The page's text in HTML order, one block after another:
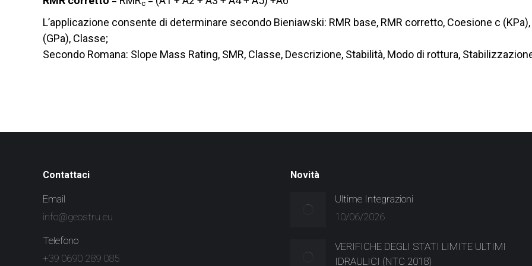
c
L’applicazione consente di determinare secondo Bieniawski: RMR base, RMR corretto, Coesione c
(GPa), Classe;
Secondo Romana: Slope Mass Rating, SMR, Classe, Descrizione, Stabilità, Modo di rottura,
Contattaci
Email
info@geostru.eu
Telefono
+39 0690 289 085
Novità
Ultime Integrazioni
10/06/2026
VERIFICHE DEGLI STATI LIMITE ULTIMI
IDRAULICI (NTC 2018)